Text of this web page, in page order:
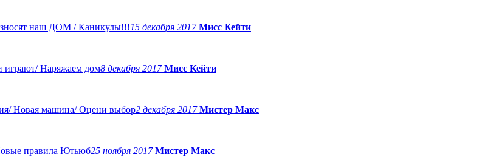
15 декабря 2017Мисс Кейти
8 декабря 2017Мисс Кейти
2 декабря 2017Мистер Макс
25 ноября 2017Мистер Макс